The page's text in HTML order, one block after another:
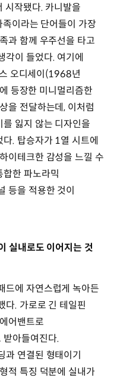
시작됐다. 카니발을
이라는 단어들이 가장
과 함께 우주선을 타고
각이 들었다. 여기에
오디세이(1968년
등장한 미니멀리즘한
을 전달하는데, 이처럼
잃지 않는 디자인을
. 탑승자가 1열 시트에
이테크한 감성을 느낄 수
한 파노라믹
등을 적용한 것이
실내로도 이어지는 것
드에 자연스럽게 녹아든
다. 가로로 긴 테일핀
어밴트로
받아들여진다.
연결된 형태이기
적 특징 덕분에 실내가